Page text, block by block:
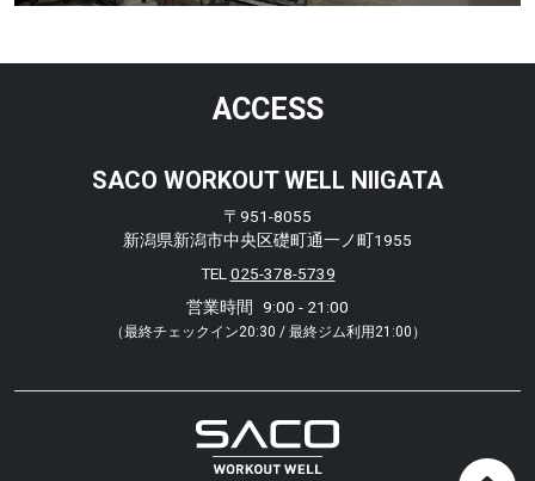
ACCESS
SACO WORKOUT WELL NIIGATA
〒951-8055
新潟県新潟市中央区礎町通一ノ町1955
TEL025-378-5739
営業時間
9:00 - 21:00
（最終チェックイン20:30 / 最終ジム利用21:00）